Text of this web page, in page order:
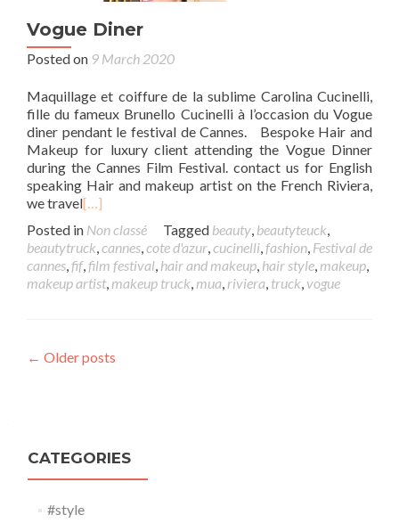
Vogue Diner
Posted on 9 March 2020
Maquillage et coiffure de la sublime Carolina Cucinelli,
fille du fameux Brunello Cucinelli à l’occasion du Vogue
diner pendant le festival de Cannes. Bespoke Hair and
Makeup for luxury client attending the Vogue Dinner
during the Cannes Film Festival. contact us for English
speaking Hair and makeup artist on the French Riviera,
we travel[…]
Posted in Non classé Tagged beauty, beautyteuck,
beautytruck,cannes,cote d'azur,cucinelli,fashion, Festival de
cannes,fif,film festival, hair and makeup, hair style, makeup,
makeup artist, makeup truck, mua, riviera, truck, vogue
Posts navigation
← Older posts
CATEGORIES
#style